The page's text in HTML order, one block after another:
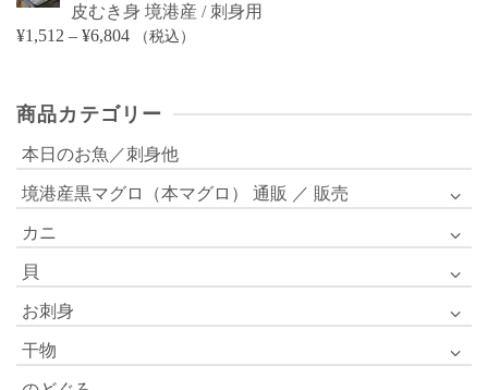
皮むき身 境港産 / 刺身用
¥1,512 – ¥6,804価
¥1,512
¥6,804
（税込）
商品カテゴリー
本日のお魚／刺身他
境港産黒マグロ（本マグロ） 通販 ／ 販売
カニ
貝
お刺身
干物